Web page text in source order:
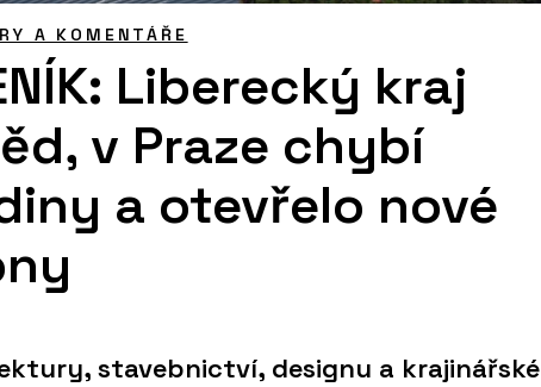
A KOMENTÁŘE
Liberecký kraj
v Praze chybí
a otevřelo nové
stavebnictví, designu a krajinářské